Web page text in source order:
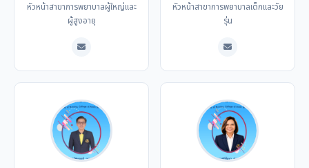
หัวหน้าสาขาการพยาบาลผู้ใหญ่และ
ผู้สูงอายุ
หัวหน้าสาขาการพยาบาลเด็กและวัย
รุ่น